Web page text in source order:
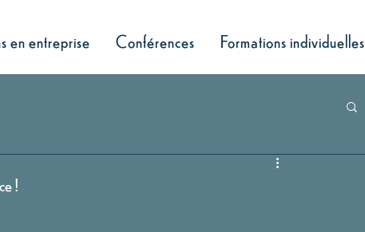
en entreprise Conférences Formations individuelles
!